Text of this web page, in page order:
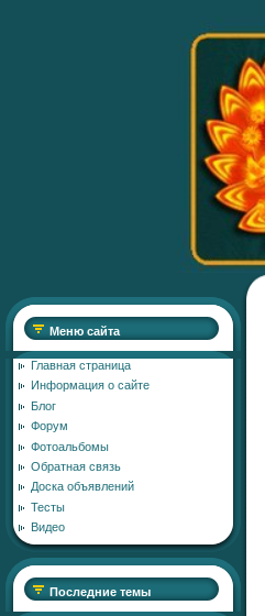
Меню сайта
Главная страница
Информация о сайте
Блог
Форум
Фотоальбомы
Обратная связь
Доска объявлений
Тесты
Видео
Последние темы